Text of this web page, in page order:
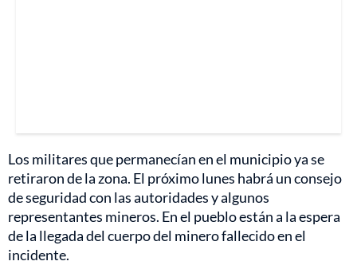
Los militares que permanecían en el municipio ya se
retiraron de la zona. El próximo lunes habrá un consejo
de seguridad con las autoridades y algunos
representantes mineros. En el pueblo están a la espera
de la llegada del cuerpo del minero fallecido en el
incidente.